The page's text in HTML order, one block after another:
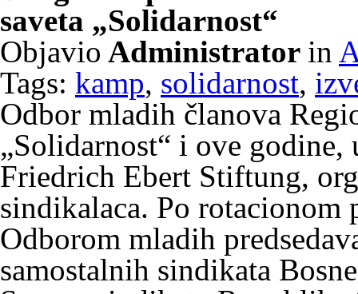
saveta „Solidarnost“
Objavio Administrator in
Tags: kamp, solidarnost,
Odbor mladih članova
„Solidarnost“ i ove
Friedrich Ebert Stiftung,
sindikalaca. Po
Odborom mladih
samostalnih sindikata